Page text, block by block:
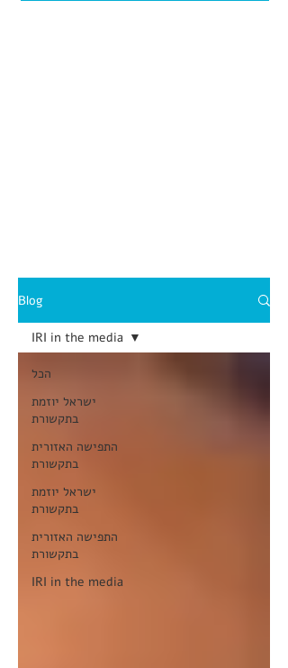
Blog
הכל
ישראל יוזמת
בתקשורת
התפישה האזורית
בתקשורת
ישראל יוזמת
בתקשורת
התפישה האזורית
בתקשורת
IRI in the media
IRI in the media